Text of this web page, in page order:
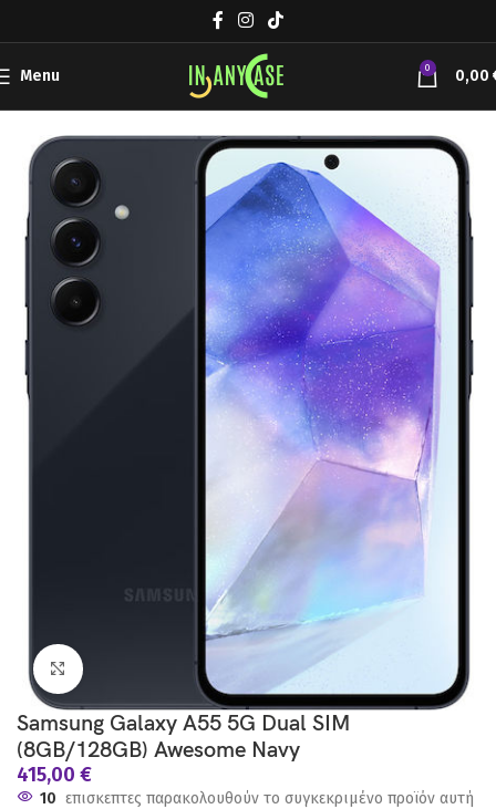
Menu 0 0,00
Click to enlarge
Samsung Galaxy A55 5G Dual SIM
(8GB/128GB) Awesome Navy
415,00 €
10 επισκεπτες παρακολουθούν το συγκεκριμένο προϊόν αυτή